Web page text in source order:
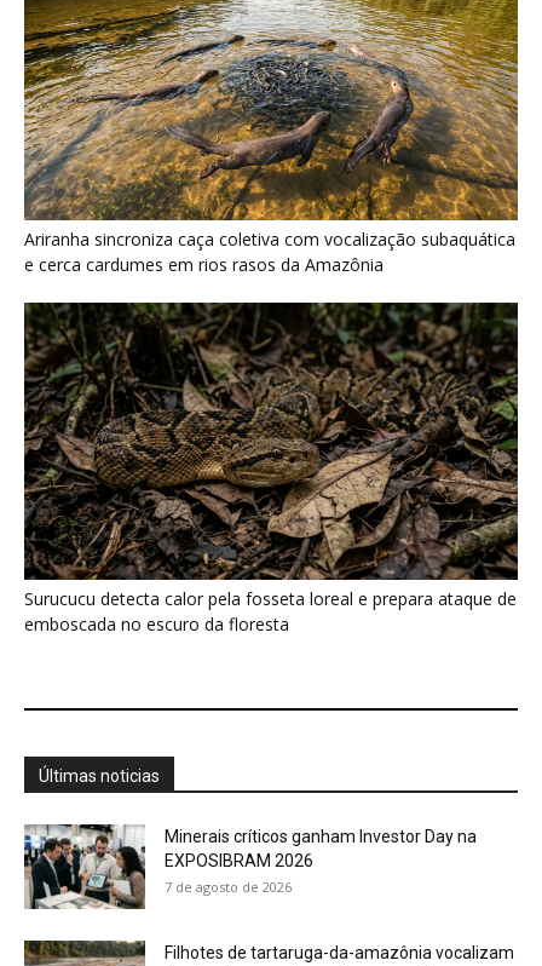
Surucucu detecta calor pela fosseta loreal e prepara ataque de
emboscada no escuro da floresta
Últimas noticias
Minerais críticos ganham Investor Day na
EXPOSIBRAM 2026
7 de agosto de 2026
Filhotes de tartaruga-da-amazônia vocalizam
dentro do ovo e sincronizam a saída...
7 de agosto de 2026
O calor está mudando a chance de
7 de agosto de 2026
7 de agosto de 2026